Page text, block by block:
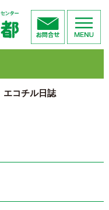
エコチル日誌